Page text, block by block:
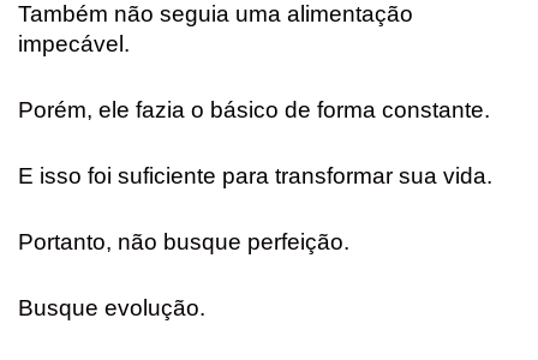
Também não seguia uma alimentação
impecável.
Porém, ele fazia o básico de forma constante.
E isso foi suficiente para transformar sua vida.
Portanto, não busque perfeição.
Busque evolução.